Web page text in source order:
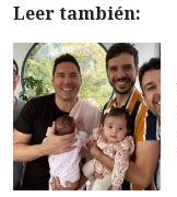
Leer también: